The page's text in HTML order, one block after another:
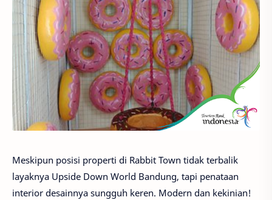
Meskipun posisi properti di Rabbit Town tidak terbalik
layaknya Upside Down World Bandung, tapi penataan
interior desainnya sungguh keren. Modern dan kekinian!